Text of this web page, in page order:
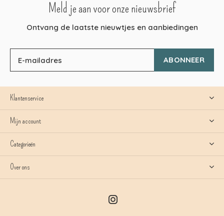
Meld je aan voor onze nieuwsbrief
Ontvang de laatste nieuwtjes en aanbiedingen
ABONNEER
Klantenservice
Mijn account
Categorieën
Over ons